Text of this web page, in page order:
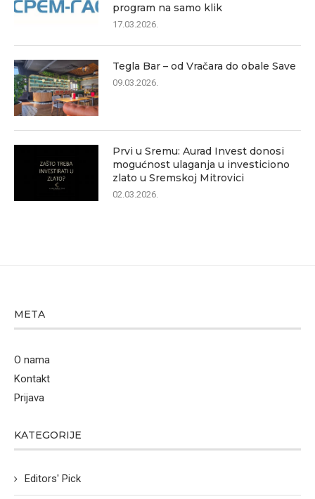
program na samo klik
17.03.2026.
Tegla Bar – od Vračara do obale Save
09.03.2026.
Prvi u Sremu: Aurad Invest donosi
mogućnost ulaganja u investiciono
zlato u Sremskoj Mitrovici
02.03.2026.
META
O nama
Kontakt
Prijava
KATEGORIJE
Editors' Pick